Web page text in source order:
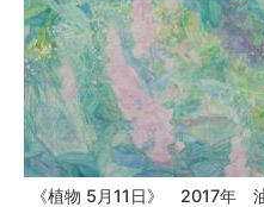
《植物 5月11日》 2017年 油